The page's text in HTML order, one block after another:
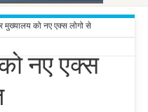
मुख्यालय को नए एक्स लोगो से
नए एक्स